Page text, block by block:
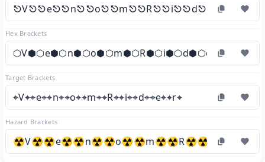
⎋V⎋⎋e⎋⎋n⎋⎋o⎋⎋m⎋⎋R⎋⎋i⎋⎋d⎋⎋e⎋⎋r⎋
Hex Brackets
⬡V⬢⬡e⬢⬡n⬢⬡o⬢⬡m⬢⬡R⬢⬡i⬢⬡d⬢⬡e⬢⬡r⬢
Target Brackets
⌖V⌖⌖e⌖⌖n⌖⌖o⌖⌖m⌖⌖R⌖⌖i⌖⌖d⌖⌖e⌖⌖r⌖
Hazard Brackets